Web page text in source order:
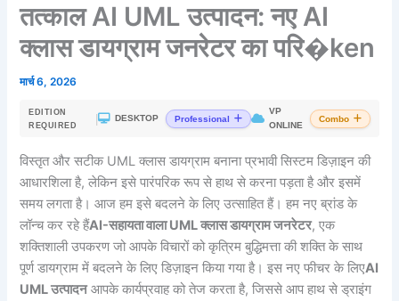
तत्काल AI UML उत्पादन: नए AI
क्लास डायग्राम जनरेटर का परि�ken
मार्च 6, 2026
EDITION
REQUIRED
DESKTOP Professional
VP
ONLINE
Combo
विस्तृत और सटीक UML क्लास डायग्राम बनाना प्रभावी सिस्टम डिज़ाइन की
आधारशिला है, लेकिन इसे पारंपरिक रूप से हाथ से करना पड़ता है और इसमें
समय लगता है। आज हम इसे बदलने के लिए उत्साहित हैं। हम नए ब्रांड के
लॉन्च कर रहे हैंAI-सहायता वाला UML क्लास डायग्राम जनरेटर, एक
शक्तिशाली उपकरण जो आपके विचारों को कृत्रिम बुद्धिमत्ता की शक्ति के साथ
पूर्ण डायग्राम में बदलने के लिए डिज़ाइन किया गया है। इस नए फीचर के लिएAI
UML उत्पादनआपके कार्यप्रवाह को तेज करता है, जिससे आप हाथ से ड्राइंग